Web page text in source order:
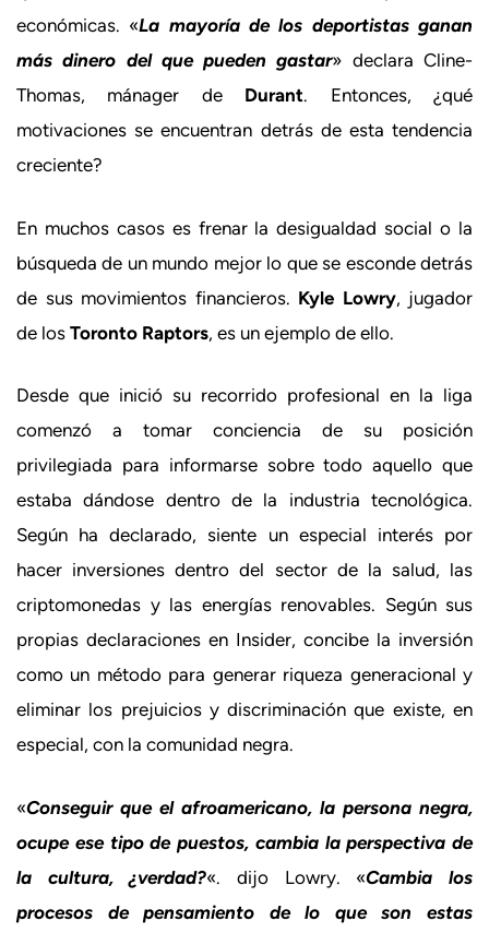
económicas. «La mayoría de los deportistas ganan
más dinero del que pueden gastar» declara Cline-
Thomas, mánager de Durant. Entonces, ¿qué
motivaciones se encuentran detrás de esta tendencia
creciente?
En muchos casos es frenar la desigualdad social o la
búsqueda de un mundo mejor lo que se esconde detrás
de sus movimientos financieros. Kyle Lowry, jugador
de los Toronto Raptors, es un ejemplo de ello.
Desde que inició su recorrido profesional en la liga
comenzó a tomar conciencia de su posición
privilegiada para informarse sobre todo aquello que
estaba dándose dentro de la industria tecnológica.
Según ha declarado, siente un especial interés por
hacer inversiones dentro del sector de la salud, las
criptomonedas y las energías renovables. Según sus
propias declaraciones en Insider, concibe la inversión
como un método para generar riqueza generacional y
eliminar los prejuicios y discriminación que existe, en
especial, con la comunidad negra.
«Conseguir que el afroamericano, la persona negra,
ocupe ese tipo de puestos, cambia la perspectiva de
la cultura, ¿verdad?«. dijo Lowry. «Cambia los
procesos de pensamiento de lo que son estas